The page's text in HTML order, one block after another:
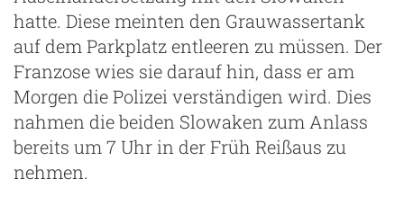
hatte. Diese meinten den Grauwassertank
auf dem Parkplatz entleeren zu müssen. Der
Franzose wies sie darauf hin, dass er am
Morgen die Polizei verständigen wird. Dies
nahmen die beiden Slowaken zum Anlass
bereits um 7 Uhr in der Früh Reißaus zu
nehmen.